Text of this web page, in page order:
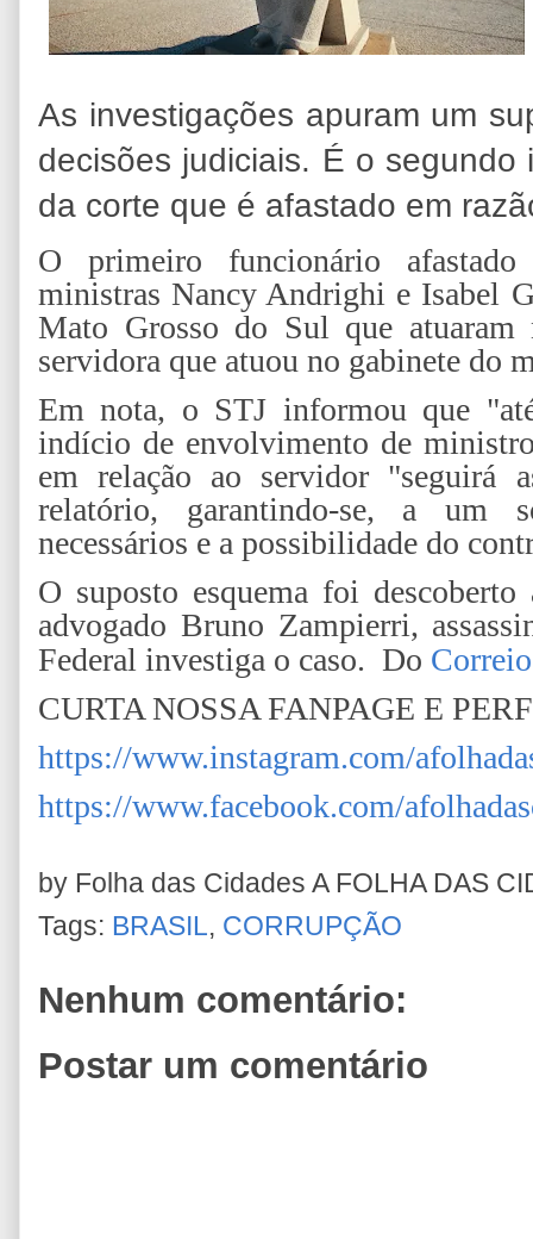
As investigações apuram um
decisões judiciais. É o
da corte que é afastado em
O primeiro funcionário
ministras Nancy Andrighi e Isabel
Mato Grosso do Sul que
servidora que atuou no gabinete
Em nota, o STJ informou que
indício de envolvimento de
em relação ao servidor "seguirá
relatório, garantindo-se, a um
necessários e a possibilidade do
O suposto esquema foi
advogado Bruno Zampierri,
Federal investiga o caso. Do
CURTA NOSSA FANPAGE E
https://www.instagram.com/
https://www.facebook.com/
by Folha das Cidades A FOLHA DAS
Tags: BRASIL, CORRUPÇÃO
Nenhum comentário:
Postar um comentário